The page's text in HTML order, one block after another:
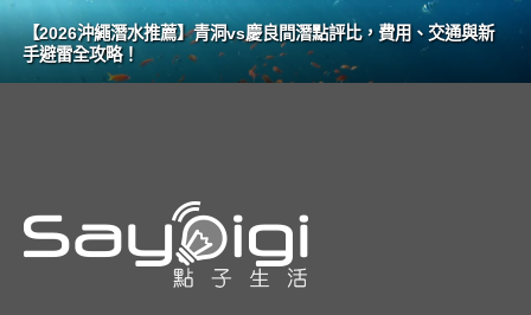
【2026沖繩潛水推薦】青洞vs慶良間潛點評比，費用、交通與新
手避雷全攻略！